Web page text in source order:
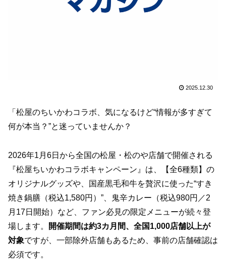
2025.12.30
「松屋のちいかわコラボ、気になるけど“情報が多すぎて
何が本当？”と迷っていませんか？
2026年1月6日から全国の松屋・松のや店舗で開催される
『松屋ちいかわコラボキャンペーン』は、【全6種類】の
オリジナルグッズや、国産黒毛和牛を贅沢に使った“すき
焼き鍋膳（税込1,580円）”、鬼辛カレー（税込980円／2
月17日開始）など、ファン必見の限定メニューが続々登
場します。
開催期間は約3カ月間、全国1,000店舗以上が
対象ですが、一部除外店舗もあるため、事前の店舗確認は
必須です。